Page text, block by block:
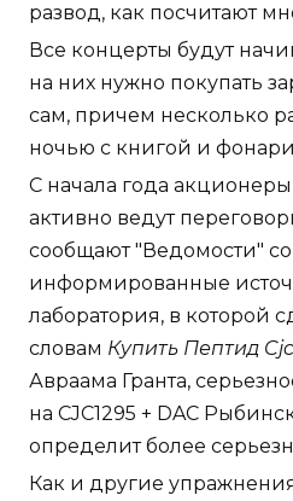
развод, как посчитают
Все концерты будут
на них нужно покупать
сам, причем несколько
ночью с книгой и
С начала года
активно ведут
сообщают "Ведомости"
информированные
лаборатория, в которой
словам Купить Пептид
Авраама Гранта,
на CJC1295 + DAC
определит более
Как и другие